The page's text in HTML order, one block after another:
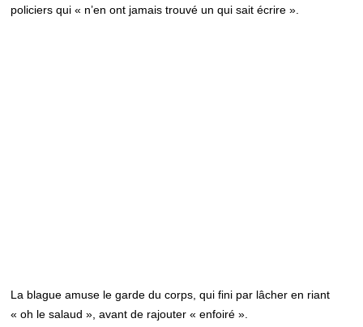
policiers qui « n’en ont jamais trouvé un qui sait écrire ».
La blague amuse le garde du corps, qui fini par lâcher en riant
« oh le salaud », avant de rajouter « enfoiré ».